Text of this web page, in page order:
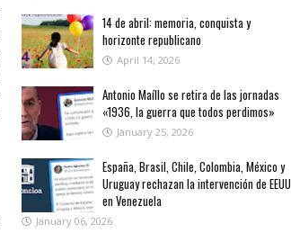
14 de abril: memoria, conquista y
horizonte republicano
April 14, 2026
Antonio Maíllo se retira de las jornadas
«1936, la guerra que todos perdimos»
January 25, 2026
España, Brasil, Chile, Colombia, México y
Uruguay rechazan la intervención de EEUU
en Venezuela
January 06, 2026